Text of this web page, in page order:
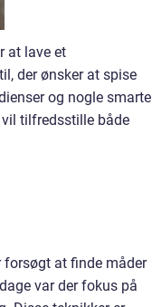
at lave et
der ønsker at spise
og nogle smarte
tilfredsstille både
at finde måder
var der fokus på